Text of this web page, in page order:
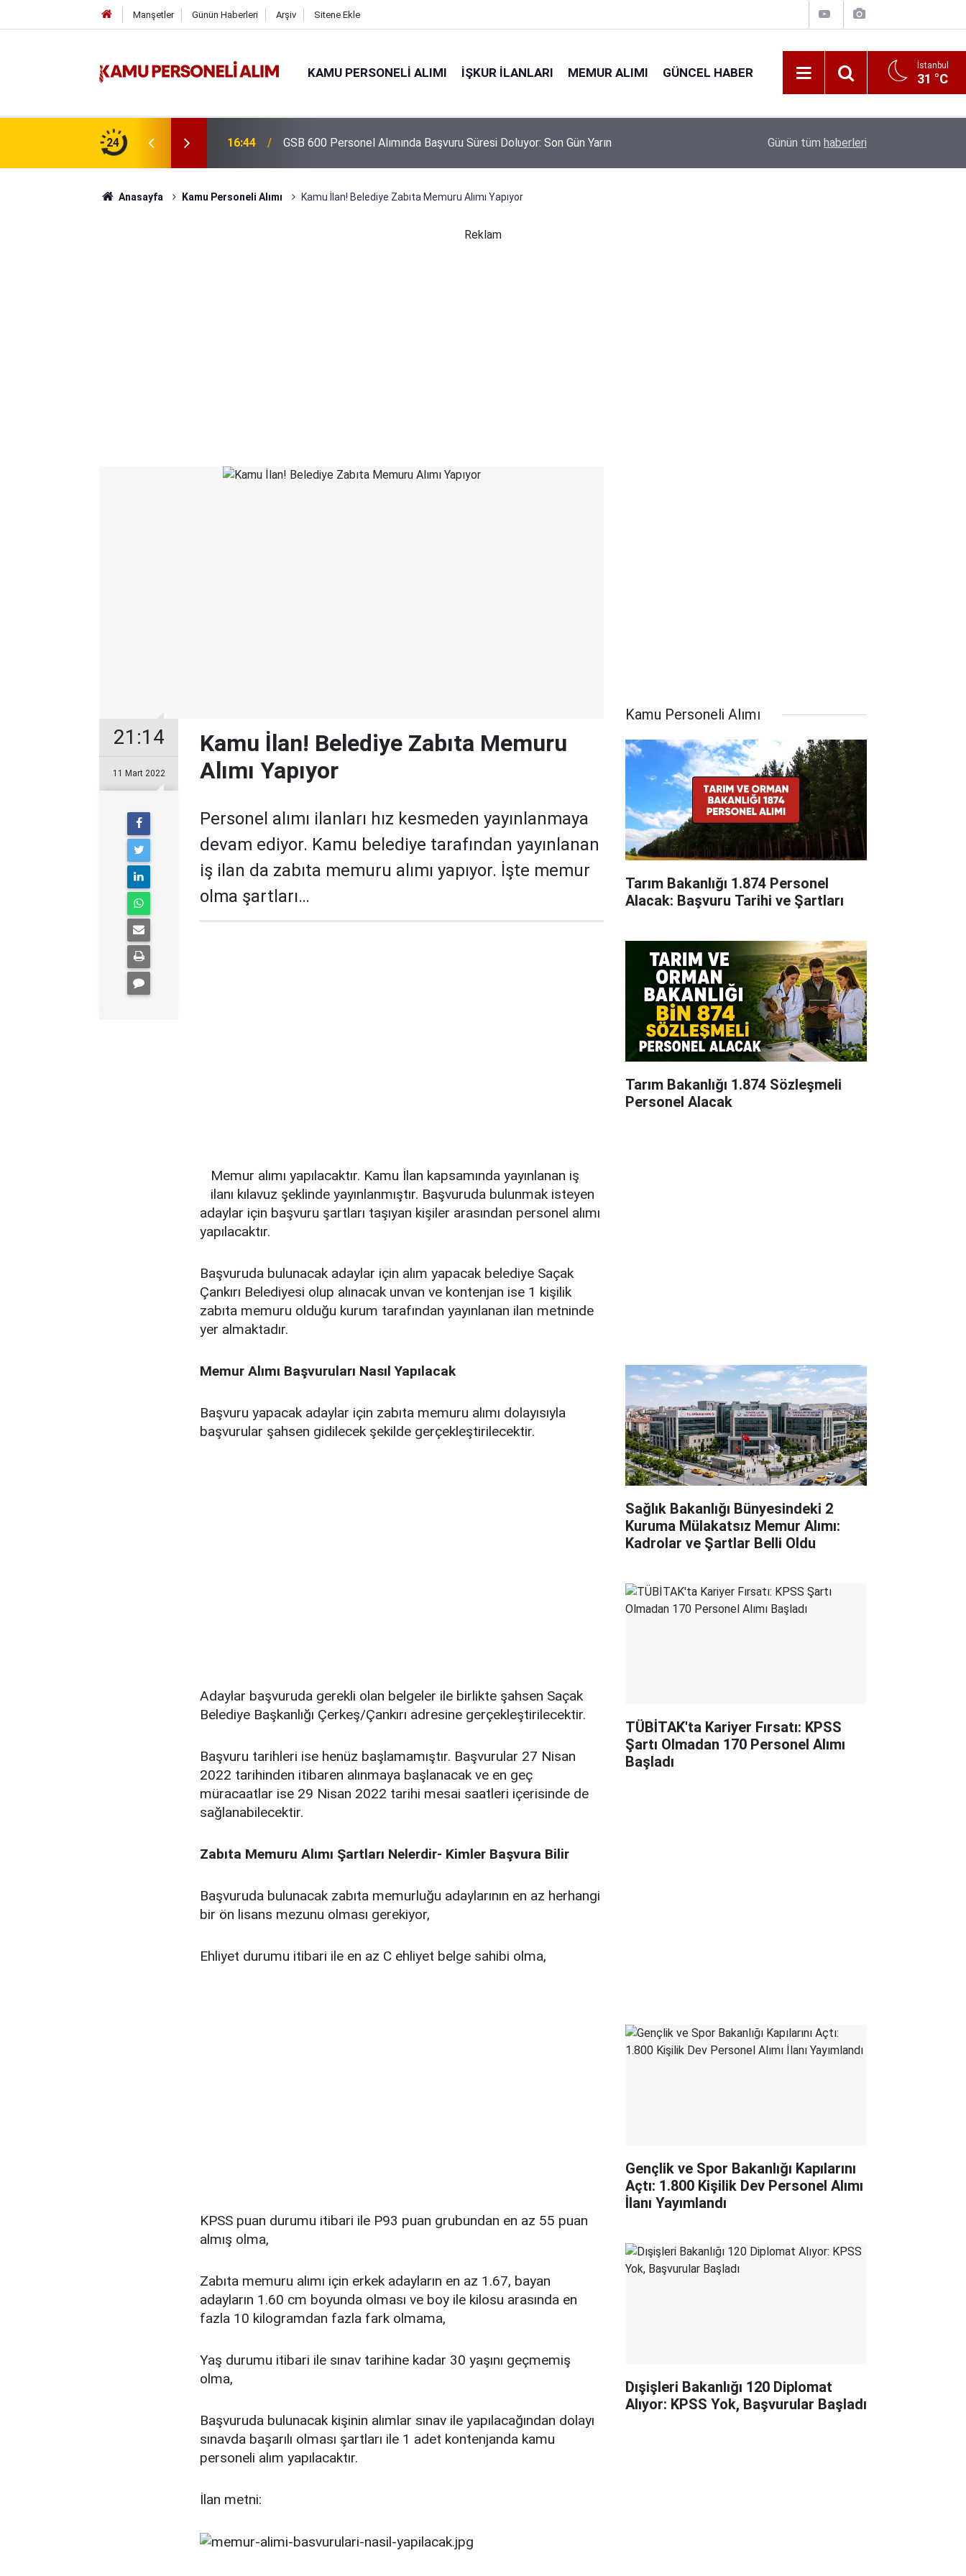
Manşetler Günün Haberleri Arşiv Sitene Ekle
KAMU PERSONELI ALIMI İŞKUR İLANLARI MEMUR ALIMI GÜNCEL HABER İstanbul
31 °C
24
Gündemde! Bakan Çiftçi Süreci
16:44 GSB 600 Personel Alımında Başvuru Süresi Doluyor: Son Gün Yarın Kıyı Emniyeti Genel Müdürlüğü 26 İşçi Alımı
Günün tüm haberleri
Anasayfa Kamu Personeli Alımı Kamu İlan! Belediye Zabıta Memuru Alımı Yapıyor
Reklam
21:14
11 Mart 2022
Kamu İlan! Belediye Zabıta Memuru
Alımı Yapıyor
Personel alımı ilanları hız kesmeden yayınlanmaya
devam ediyor. Kamu belediye tarafından yayınlanan
iş ilan da zabıta memuru alımı yapıyor. İşte memur
olma şartları…
Memur alımı yapılacaktır. Kamu İlan kapsamında yayınlanan iş
ilanı kılavuz şeklinde yayınlanmıştır. Başvuruda bulunmak isteyen
adaylar için başvuru şartları taşıyan kişiler arasından personel alımı
yapılacaktır.
Başvuruda bulunacak adaylar için alım yapacak belediye Saçak
Çankırı Belediyesi olup alınacak unvan ve kontenjan ise 1 kişilik
zabıta memuru olduğu kurum tarafından yayınlanan ilan metninde
yer almaktadır.
Memur Alımı Başvuruları Nasıl Yapılacak
Başvuru yapacak adaylar için zabıta memuru alımı dolayısıyla
başvurular şahsen gidilecek şekilde gerçekleştirilecektir.
Adaylar başvuruda gerekli olan belgeler ile birlikte şahsen Saçak
Belediye Başkanlığı Çerkeş/Çankırı adresine gerçekleştirilecektir.
Başvuru tarihleri ise henüz başlamamıştır. Başvurular 27 Nisan
2022 tarihinden itibaren alınmaya başlanacak ve en geç
müracaatlar ise 29 Nisan 2022 tarihi mesai saatleri içerisinde de
sağlanabilecektir.
Zabıta Memuru Alımı Şartları Nelerdir- Kimler Başvura Bilir
Başvuruda bulunacak zabıta memurluğu adaylarının en az herhangi
bir ön lisans mezunu olması gerekiyor,
Ehliyet durumu itibari ile en az C ehliyet belge sahibi olma,
KPSS puan durumu itibari ile P93 puan grubundan en az 55 puan
almış olma,
Zabıta memuru alımı için erkek adayların en az 1.67, bayan
adayların 1.60 cm boyunda olması ve boy ile kilosu arasında en
fazla 10 kilogramdan fazla fark olmama,
Yaş durumu itibari ile sınav tarihine kadar 30 yaşını geçmemiş
olma,
Başvuruda bulunacak kişinin alımlar sınav ile yapılacağından dolayı
sınavda başarılı olması şartları ile 1 adet kontenjanda kamu
personeli alım yapılacaktır.
İlan metni:
Kamu Personeli Alımı
Tarım Bakanlığı 1.874 Personel
Alacak: Başvuru Tarihi ve Şartları
Tarım Bakanlığı 1.874 Sözleşmeli
Personel Alacak
Sağlık Bakanlığı Bünyesindeki 2
Kuruma Mülakatsız Memur Alımı:
Kadrolar ve Şartlar Belli Oldu
TÜBİTAK'ta Kariyer Fırsatı: KPSS
Şartı Olmadan 170 Personel Alımı
Başladı
Gençlik ve Spor Bakanlığı Kapılarını
Açtı: 1.800 Kişilik Dev Personel Alımı
İlanı Yayımlandı
Dışişleri Bakanlığı 120 Diplomat
Alıyor: KPSS Yok, Başvurular Başladı